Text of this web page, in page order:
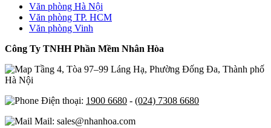
Văn phòng Hà Nội
Văn phòng TP. HCM
Văn phòng Vinh
Công Ty TNHH Phần Mềm Nhân Hòa
Tầng 4, Tòa 97–99 Láng Hạ, Phường Đống Đa, Thành phố
Hà Nội
Điện thoại: 1900 6680 - (024) 7308 6680
Mail: sales@nhanhoa.com